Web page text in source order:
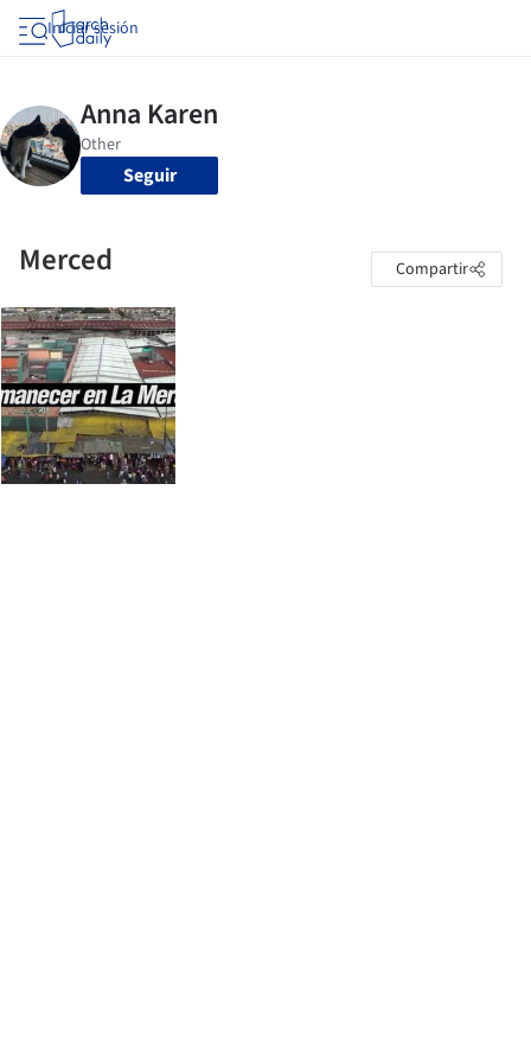
Iniciar sesión
Seguir
Merced Compartir